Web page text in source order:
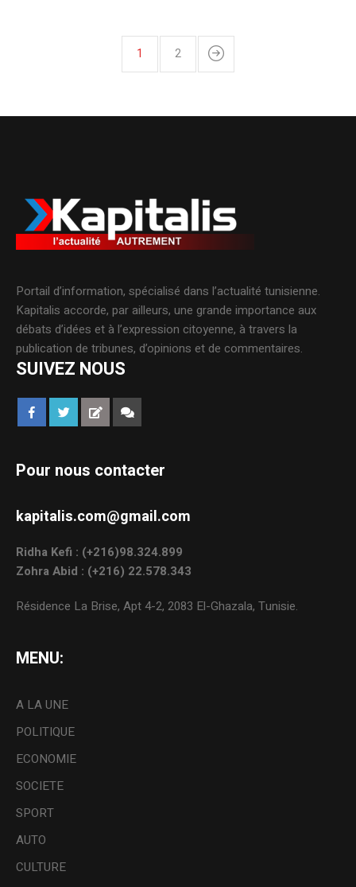
1 2
Portail d’information, spécialisé dans l’actualité tunisienne.
Kapitalis accorde, par ailleurs, une grande importance aux
débats d’idées et à l’expression citoyenne, à travers la
publication de tribunes, d’opinions et de commentaires.
SUIVEZ NOUS
Pour nous contacter
kapitalis.com@gmail.com
Ridha Kefi : (+216)98.324.899
Zohra Abid : (+216) 22.578.343
Résidence La Brise, Apt 4-2, 2083 El-Ghazala, Tunisie.
MENU:
A LA UNE
POLITIQUE
ECONOMIE
SOCIETE
SPORT
AUTO
CULTURE